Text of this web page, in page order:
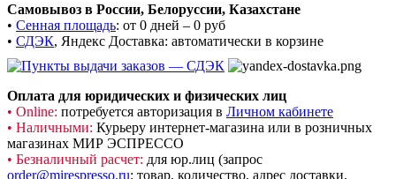
Самовывоз в России, Белоруссии, Казахстане
• Сенная площадь: от 0 дней – 0 руб
• СДЭК, Яндекс Доставка: автоматически в корзине
Оплата для юридических и физических лиц
• Online: потребуется авторизация в Личном кабинете
• Наличными: Курьеру интернет-магазина или в розничных
магазинах МИР ЭСПРЕССО
• Безналичный расчет: для юр.лиц (запрос
order@mirespresso.ru: товар, количество, адрес доставки,